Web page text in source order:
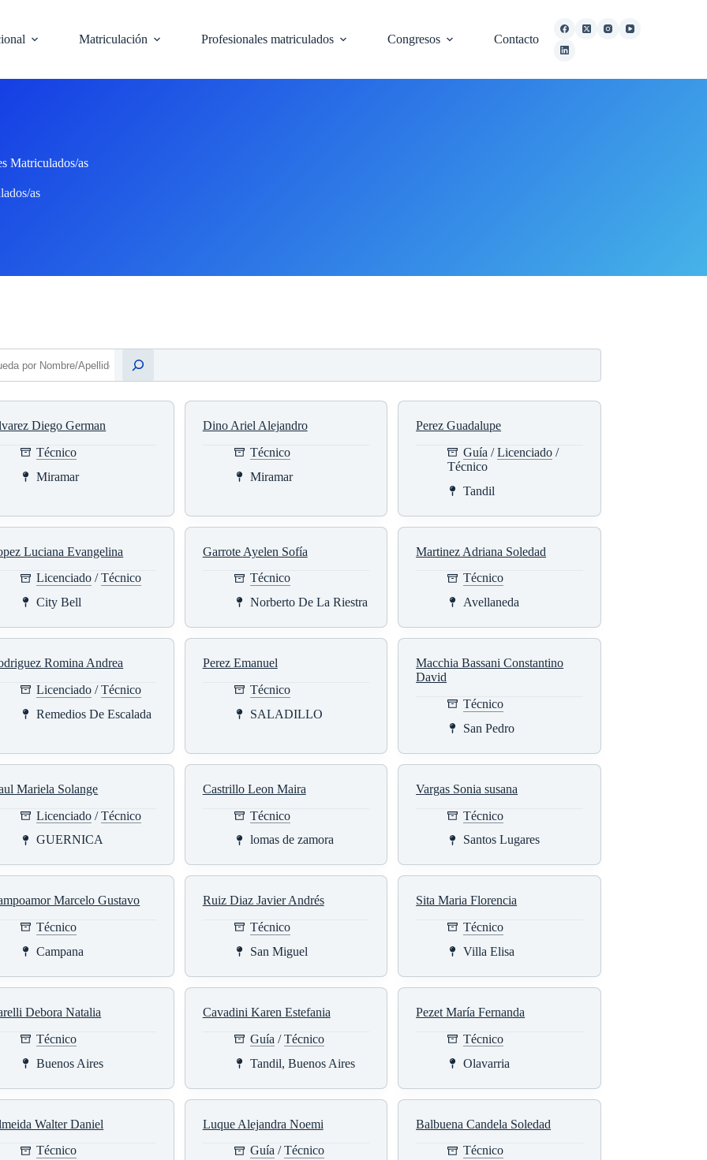
Matriculación Profesionales matriculados Congresos Contacto
Matriculados/as
as
Diego German
Técnico
Miramar
Dino Ariel Alejandro
Técnico
Miramar
Perez Guadalupe
Guía /Licenciado /
Técnico
Tandil
Luciana Evangelina
Licenciado /Técnico
City Bell
Garrote Ayelen Sofía
Técnico
Norberto De La Riestra
Martinez Adriana Soledad
Técnico
Avellaneda
Romina Andrea
Licenciado /Técnico
Remedios De Escalada
Perez Emanuel
Técnico
SALADILLO
Macchia Bassani Constantino
David
Técnico
San Pedro
Mariela Solange
Licenciado /Técnico
GUERNICA
Castrillo Leon Maira
Técnico
lomas de zamora
Vargas Sonia susana
Técnico
Santos Lugares
Marcelo Gustavo
Técnico
Campana
Ruiz Diaz Javier Andrés
Técnico
San Miguel
Sita Maria Florencia
Técnico
Villa Elisa
Debora Natalia
Técnico
Buenos Aires
Cavadini Karen Estefania
Guía /Técnico
Tandil, Buenos Aires
Pezet María Fernanda
Técnico
Olavarria
Walter Daniel
Técnico
Luque Alejandra Noemi
Guía /Técnico
Balbuena Candela Soledad
Técnico